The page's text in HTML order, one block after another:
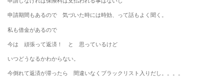
申請期間もあるので 気づいた時には時効、って話もよく聞く。
私も借金があるので
今は 頑張って返済！ と 思っているけど
いつどうなるかわからない。
今倒れて返済が滞ったら 間違いなくブラックリスト入りだし。。。。